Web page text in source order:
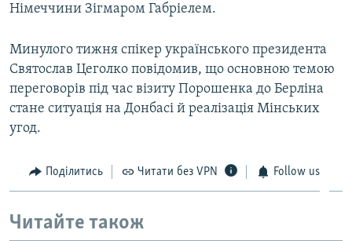
ВІДЕОУРОКИ «ELIFBE»
УКРАЇНСЬКА ПРОБЛЕМА КРИМУ
ІНФОГРАФІКА
Qırımtatar
ДОЛУЧАЙСЯ!
Усі сайти RFE/RL
Німеччини Зігмаром Габріелем.
Минулого тижня спікер українського президента
Святослав Цеголко повідомив, що основною темою
переговорів під час візиту Порошенка до Берліна
стане ситуація на Донбасі й реалізація Мінських
угод.
Поділитись Читати без VPN Follow us
Читайте також